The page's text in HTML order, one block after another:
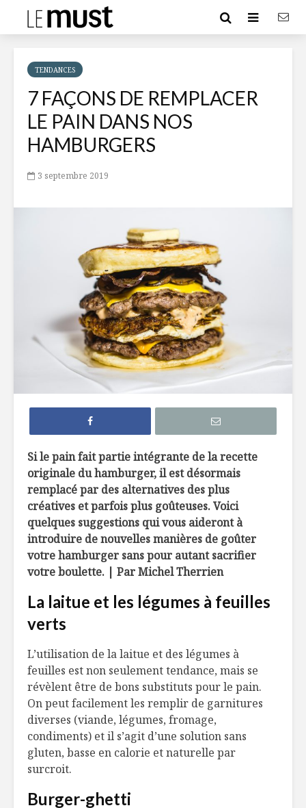
TENDANCES
7 FAÇONS DE REMPLACER
LE PAIN DANS NOS
HAMBURGERS
3 septembre 2019
Si le pain fait partie intégrante de la recette
originale du hamburger, il est désormais
remplacé par des alternatives des plus
créatives et parfois plus goûteuses. Voici
quelques suggestions qui vous aideront à
introduire de nouvelles manières de goûter
votre hamburger sans pour autant sacrifier
votre boulette. | Par Michel Therrien
La laitue et les légumes à feuilles
verts
L’utilisation de la laitue et des légumes à
feuilles est non seulement tendance, mais se
révèlent être de bons substituts pour le pain.
On peut facilement les remplir de garnitures
diverses (viande, légumes, fromage,
condiments) et il s’agit d’une solution sans
gluten, basse en calorie et naturelle par
surcroit.
Burger-ghetti
7 façons de
remplacer le pain
dans nos
hamburgers
Québec à
découvrir !
Osez les flambés !
assiette
betterave, mousse
au raifort et truite
fumée
Un salon des vins
amandes